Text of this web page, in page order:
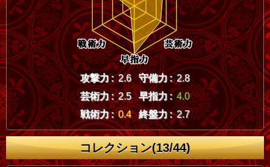
攻撃力 : 2.6 守備力 : 2.8
芸術力 : 2.5 早指力 : 4.0
戦術力 : 0.4 終盤力 : 2.7
コレクション(13/44)